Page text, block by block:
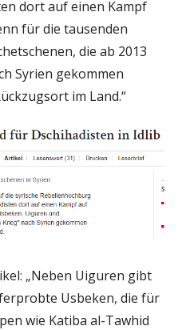
dort auf einen Kampf
für die tausenden
die ab 2013
Syrien gekommen
im Land.“
„Neben Uiguren gibt
Usbeken, die für
wie Katiba al-Tawhid